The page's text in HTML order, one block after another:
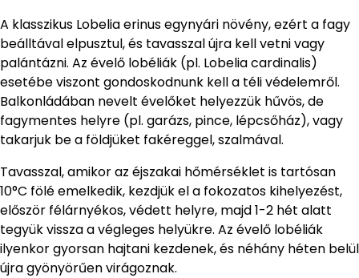
A klasszikus Lobelia erinus egynyári növény, ezért a fagy
beálltával elpusztul, és tavasszal újra kell vetni vagy
palántázni. Az évelő lobéliák (pl. Lobelia cardinalis)
esetébe viszont gondoskodnunk kell a téli védelemről.
Balkonládában nevelt évelőket helyezzük hűvös, de
fagymentes helyre (pl. garázs, pince, lépcsőház), vagy
takarjuk be a földjüket fakéreggel, szalmával.
Tavasszal, amikor az éjszakai hőmérséklet is tartósan
10°C fölé emelkedik, kezdjük el a fokozatos kihelyezést,
először félárnyékos, védett helyre, majd 1-2 hét alatt
tegyük vissza a végleges helyükre. Az évelő lobéliák
ilyenkor gyorsan hajtani kezdenek, és néhány héten belül
újra gyönyörűen virágoznak.